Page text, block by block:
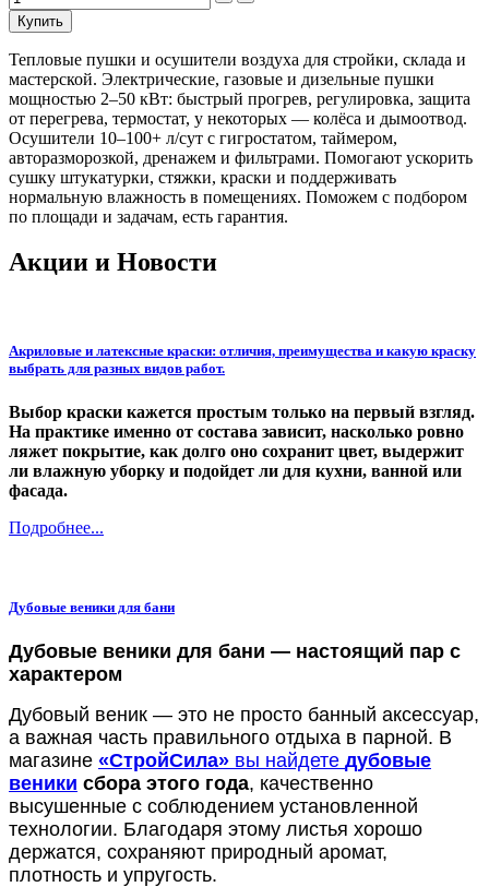
Тепловые пушки и осушители воздуха для стройки, склада и
мастерской. Электрические, газовые и дизельные пушки
мощностью 2–50 кВт: быстрый прогрев, регулировка, защита
от перегрева, термостат, у некоторых — колёса и дымоотвод.
Осушители 10–100+ л/сут с гигростатом, таймером,
авторазморозкой, дренажем и фильтрами. Помогают ускорить
сушку штукатурки, стяжки, краски и поддерживать
нормальную влажность в помещениях. Поможем с подбором
по площади и задачам, есть гарантия.
Акции и Новости
Акриловые и латексные краски: отличия, преимущества и какую краску
выбрать для разных видов работ.
Выбор краски кажется простым только на первый взгляд.
На практике именно от состава зависит, насколько ровно
ляжет покрытие, как долго оно сохранит цвет, выдержит
ли влажную уборку и подойдет ли для кухни, ванной или
фасада.
Подробнее...
Дубовые веники для бани
Дубовые веники для бани — настоящий пар с
характером
Дубовый веник — это не просто банный аксессуар,
а важная часть правильного отдыха в парной. В
магазине «СтройСила» вы найдете дубовые
веники сбора этого года, качественно
высушенные с соблюдением установленной
технологии. Благодаря этому листья хорошо
держатся, сохраняют природный аромат,
плотность и упругость.